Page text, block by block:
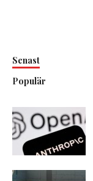
Senast
Populär